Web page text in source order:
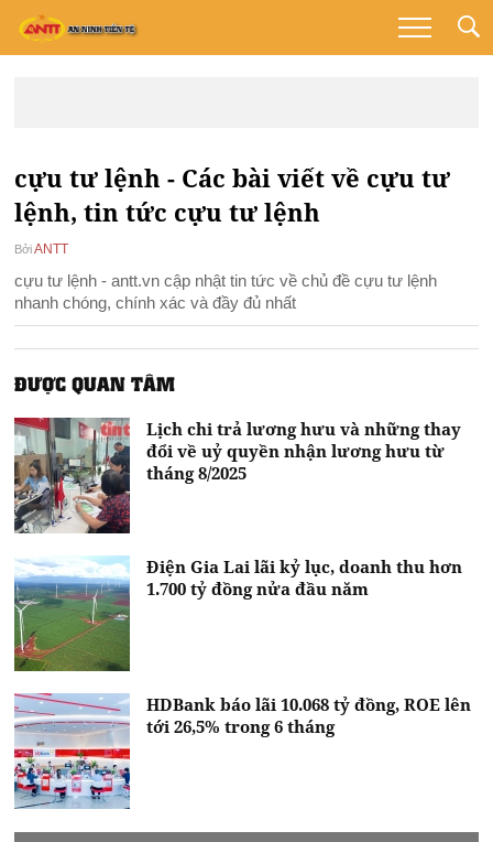
cựu tư lệnh - Các bài viết về cựu tư
lệnh, tin tức cựu tư lệnh
Bởi ANTT
cựu tư lệnh - antt.vn cập nhật tin tức về chủ đề cựu tư lệnh
nhanh chóng, chính xác và đầy đủ nhất
ĐƯỢC QUAN TÂM
Lịch chi trả lương hưu và những thay
đổi về uỷ quyền nhận lương hưu từ
tháng 8/2025
Điện Gia Lai lãi kỷ lục, doanh thu hơn
1.700 tỷ đồng nửa đầu năm
HDBank báo lãi 10.068 tỷ đồng, ROE lên
tới 26,5% trong 6 tháng